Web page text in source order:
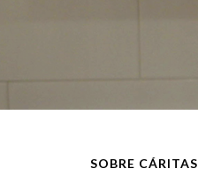
SOBRE CÁRITAS